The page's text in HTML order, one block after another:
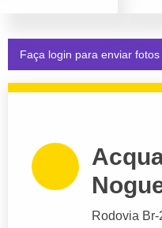
Faça login para enviar fotos
Rodovia Br-